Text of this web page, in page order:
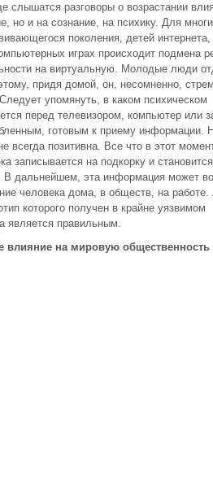
слышатся разговоры о возрастании
но и на сознание, на психику. Для
поколения, детей интернета,
играх происходит подмена
на виртуальную. Молодые люди
придя домой, он, несомненно,
упомянуть, в каком психическом
перед телевизором, компьютер или
готовым к приему информации.
всегда позитивна. Все что в этот
записывается на подкорку и становится
В дальнейшем, эта информация может во
человека дома, в обществ, на работе.
которого получен в крайне уязвимом
является правильным.
влияние на мировую общественность